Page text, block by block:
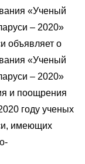
«Ученый
– 2020»
объявляет о
«Ученый
– 2020»
и поощрения
году ученых
имеющих